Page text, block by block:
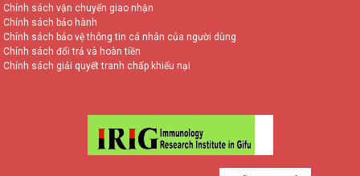
Chính sách vận chuyển giao nhận
Chính sách bảo hành
Chính sách bảo vệ thông tin cá nhân của người dùng
Chính sách đổi trả và hoàn tiền
Chính sách giải quyết tranh chấp khiếu nại